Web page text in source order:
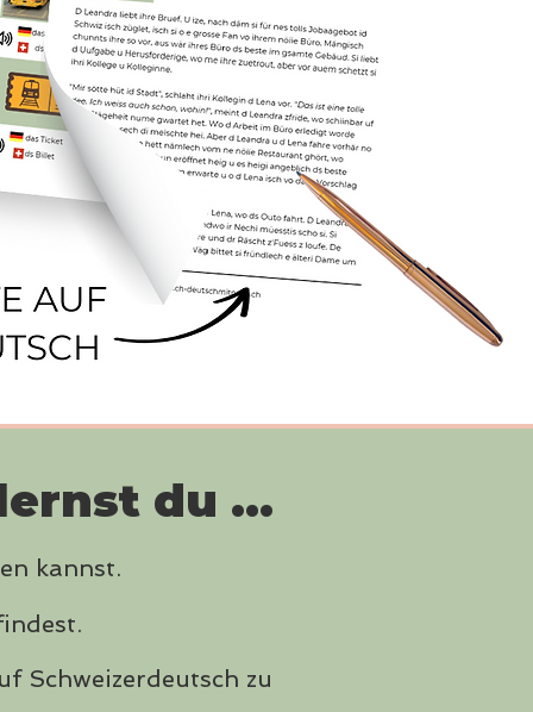
du ...
kannst.
Schweizerdeutsch zu